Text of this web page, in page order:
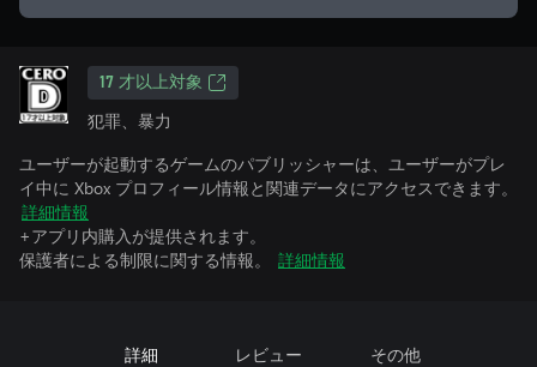
17 才以上対象
犯罪、暴力
ユーザーが起動するゲームのパブリッシャーは、ユーザーがプレ
イ中に Xbox プロフィール情報と関連データにアクセスできます。
詳細情報
+アプリ内購入が提供されます。
保護者による制限に関する情報。
詳細情報
詳細 レビュー その他